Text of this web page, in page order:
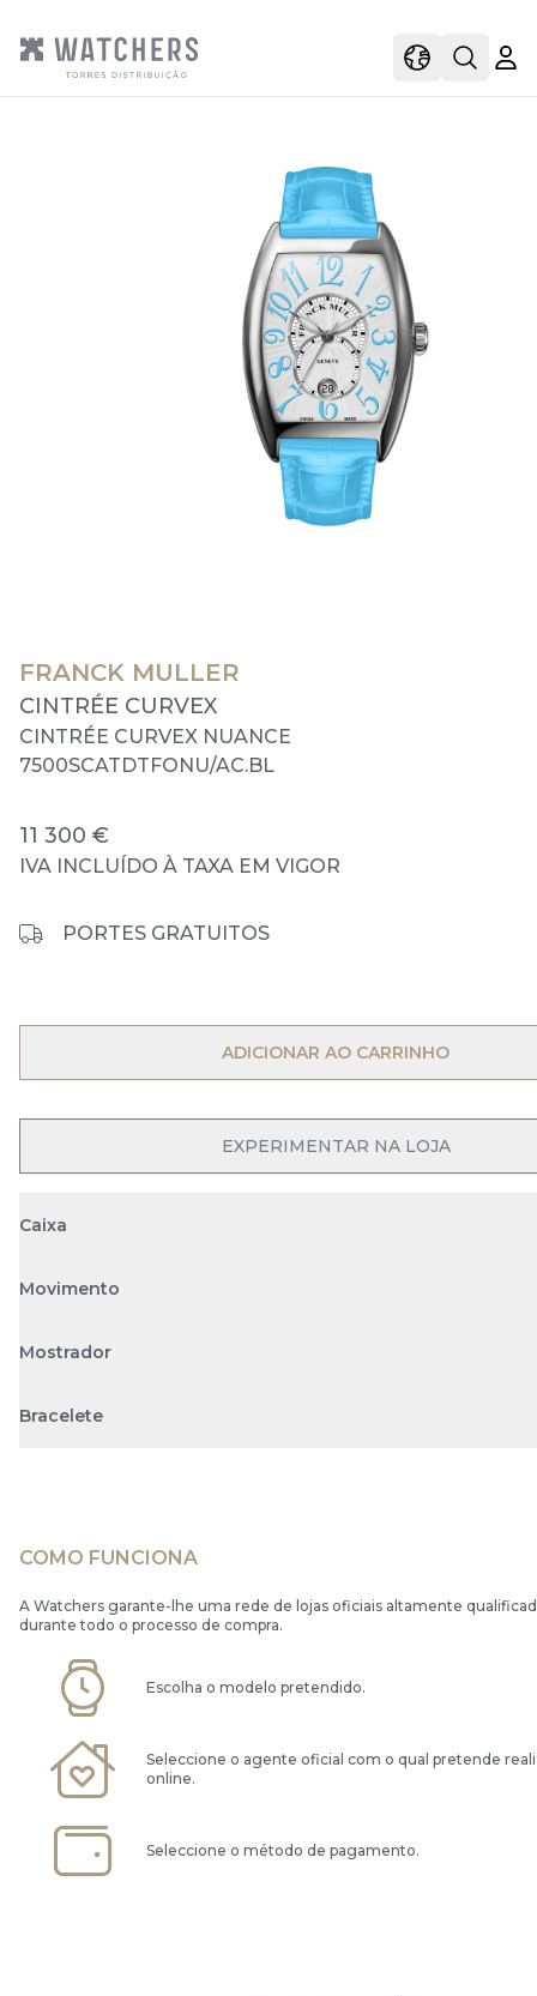
viewOpen
FRANCK MULLER
CINTRÉE CURVEX
CINTRÉE CURVEX NUANCE
7500SCATDTFONU/AC.BL
11 300 €
IVA INCLUÍDO À TAXA EM VIGOR
PORTES GRATUITOS
OPEN MENU
ADICIONAR AO CARRINHO
EXPERIMENTAR NA LOJA
Caixa
Movimento
Mostrador
Bracelete
COMO FUNCIONA
A Watchers garante-lhe uma rede de lojas oficiais altamente
durante todo o processo de compra.
Escolha o modelo pretendido.
Seleccione o agente oficial com o qual pretende
online.
Seleccione o método de pagamento.